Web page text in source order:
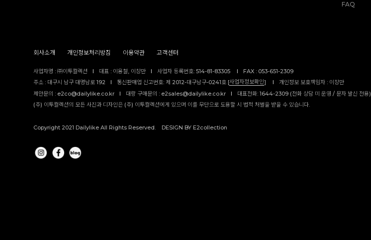
FAQ
회사소개 개인정보처리방침 이용약관 고객센터
사업자명 : ㈜이투컬렉션 I 대표 : 이용철, 이창만 I 사업자 등록번호: 514-81-83305 I
FAX : 053-651-2309
주소 : 대구시 남구 대명남로 192
I 통신판매업 신고번호: 제 2012-대구남구-0241호 [사업자정보확인] I
개인정보 보호책임자 : 이창만
제안문의 : e2co@dailylike.co.kr
I 대량 구매문의 : e2sales@dailylike.co.kr I
대표전화: 1644-2309 (전화 상담 미 운영 / 문자 발신 전용)
(주) 이투컬렉션의 모든 사진과 디자인은 (주) 이투컬렉션에게 있으며 이를 무단으로 도용할 시 법적 처벌을 받을 수 있습니다.
Copyright 2021 Dailylike All Rights Reserved. DESIGN BY E2collection